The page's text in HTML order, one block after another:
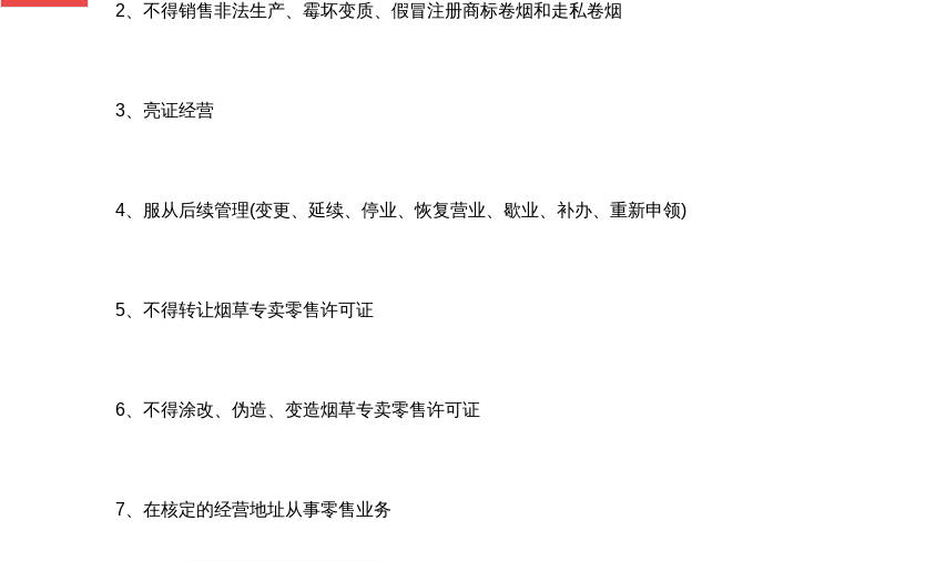
2、不得销售非法生产、霉坏变质、假冒注册商标卷烟和走私卷烟
3、亮证经营
4、服从后续管理(变更、延续、停业、恢复营业、歇业、补办、重新申领)
5、不得转让烟草专卖零售许可证
6、不得涂改、伪造、变造烟草专卖零售许可证
7、在核定的经营地址从事零售业务